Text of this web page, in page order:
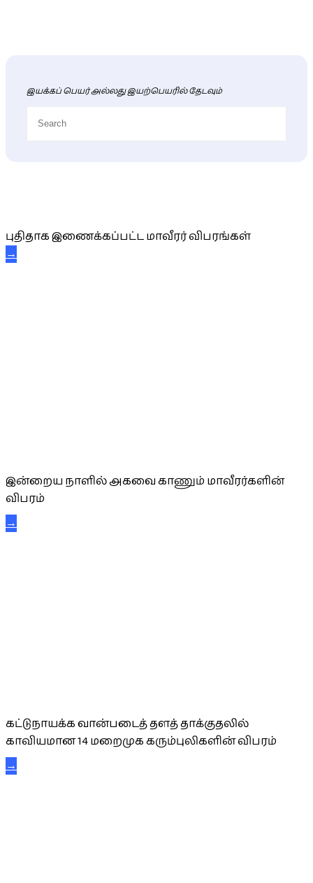
இயக்கப் பெயர் அல்லது இயற்பெயரில் தேடவும்
புதிதாக இணைக்கப்பட்ட மாவீரர் விபரங்கள்
→
இன்றைய நாளில் அகவை காணும் மாவீரர்களின்
விபரம்
→
கட்டுநாயக்க வான்படைத் தளத் தாக்குதலில்
காவியமான 14 மறைமுக கரும்புலிகளின் விபரம்
→